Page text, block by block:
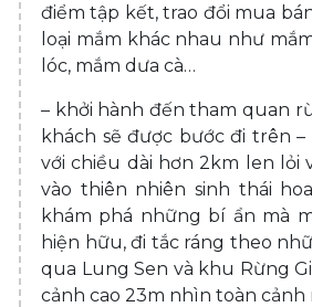
điểm tập kết, trao đổi mua
loại mắm khác nhau như
lóc, mắm dưa cà…
– khởi hành đến tham quan
khách sẽ được bước đi trên –
với chiều dài hơn 2km len lỏi
vào thiên nhiên sinh thái
khám phá những bí ẩn mà
hiện hữu, đi tắc ráng theo
qua Lung Sen và khu Rừng
cảnh cao 23m nhìn toàn cảnh